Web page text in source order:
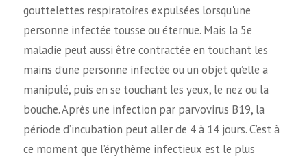
gouttelettes respiratoires expulsées lorsqu'une
personne infectée tousse ou éternue. Mais la 5e
maladie peut aussi être contractée en touchant les
mains d’une personne infectée ou un objet qu’elle a
manipulé, puis en se touchant les yeux, le nez ou la
bouche. Après une infection par parvovirus B19, la
période d’incubation peut aller de 4 à 14 jours. C’est à
ce moment que l’érythème infectieux est le plus